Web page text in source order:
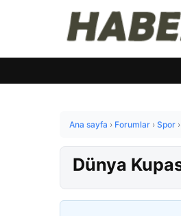
Ana sayfa › Forumlar › Spor ›
Dünya